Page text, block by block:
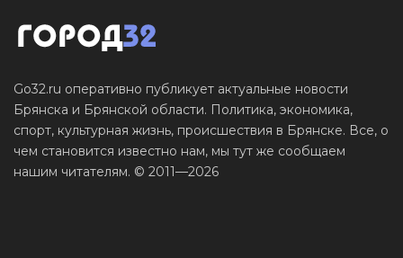
Go32.ru оперативно публикует актуальные новости
Брянска и Брянской области. Политика, экономика,
спорт, культурная жизнь, происшествия в Брянске. Все, о
чем становится известно нам, мы тут же сообщаем
нашим читателям. © 2011—2026